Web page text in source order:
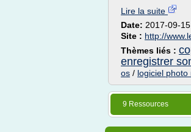
Lire la suite
Date: 2017-09-
Site : http://
Thèmes liés :
enregistrer
os / logiciel photo
9 Ressources